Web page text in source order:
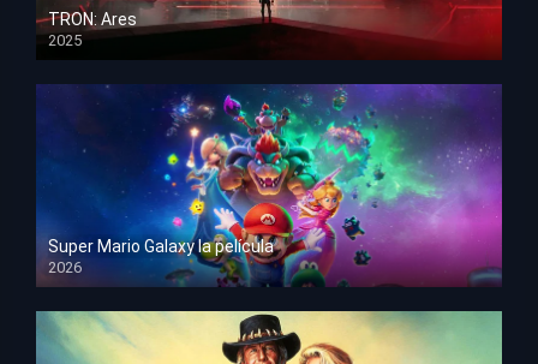
TRON: Ares
2025
HD 1080p
Super Mario Galaxy la película
2026
HD 1080p